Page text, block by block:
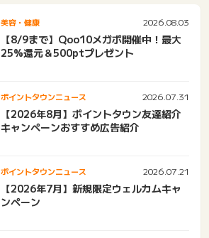
美容・健康 2026.08.03
【8/9まで】Qoo10メガポ開催中！最大
25%還元＆500ptプレゼント
ポイントタウンニュース 2026.07.31
【2026年8月】ポイントタウン友達紹介
キャンペーンおすすめ広告紹介
ポイントタウンニュース 2026.07.21
【2026年7月】新規限定ウェルカムキャ
ンペーン